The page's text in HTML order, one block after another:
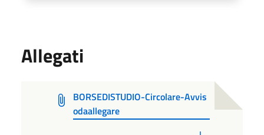
Allegati
BORSEDISTUDIO-Circolare-Avvis
odaallegare